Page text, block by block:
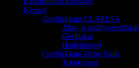
Kynnet
Geelilakkaus CLARESA
Alus- ja päällysgeelilakat
Geelilakat
Hoitotuotteet
Geelilakkaus Ocho Nails
Tekokynnet